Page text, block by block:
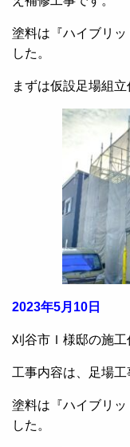
塗料は『ハイブリ
した。
まずは仮設足場組
2023年5月10日
刈谷市Ｉ様邸の施工
工事内容は、足場工
塗料は『ハイブリ
した。